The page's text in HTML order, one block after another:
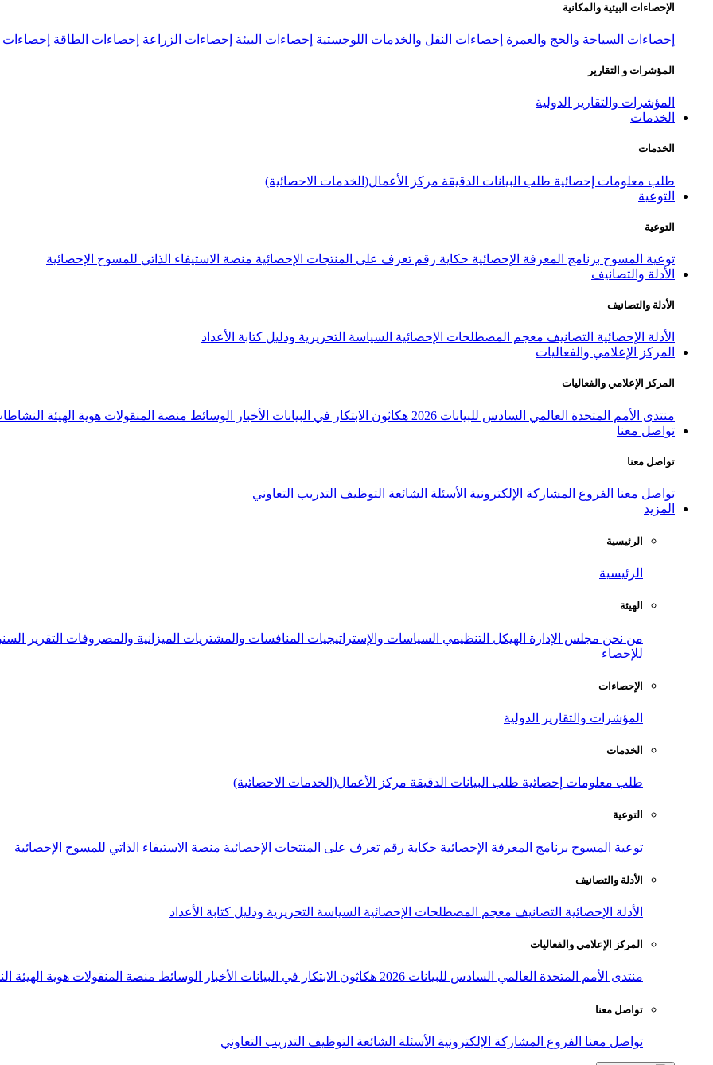
الإحصاءات البيئية والمكانية
إحصاءات السياحة والحج والعمرة إحصاءات النقل والخدمات اللوجستية إحصاءات البيئة إحصاءات الزراعة إحصاءات الطاقة إحصاءات
المؤشرات و التقارير
المؤشرات والتقارير الدولية
الخدمات
الخدمات
طلب معلومات إحصائية طلب البيانات الدقيقة مركز الأعمال(الخدمات الاحصائية)
التوعية
التوعية
توعية المسوح برنامج المعرفة الإحصائية حكاية رقم تعرف على المنتجات الإحصائية منصة الاستيفاء الذاتي للمسوح الإحصائية
الأدلة والتصانيف
الأدلة والتصانيف
الأدلة الإحصائية التصانيف معجم المصطلحات الإحصائية السياسة التحريرية ودليل كتابة الأعداد
المركز الإعلامي والفعاليات
المركز الإعلامي والفعاليات
منتدى الأمم المتحدة العالمي السادس للبيانات 2026 هكاثون الابتكار في البيانات الأخبار الوسائط منصة المنقولات هوية الهيئة
تواصل معنا
تواصل معنا
تواصل معنا الفروع المشاركة الإلكترونية الأسئلة الشائعة التوظيف التدريب التعاوني
المزيد
الرئيسية
الرئيسية
الهيئة
من نحن مجلس الإدارة الهيكل التنظيمي السياسات والإستراتيجيات المنافسات والمشتريات الميزانية والمصروفات التقرير
للإحصاء
الإحصاءات
المؤشرات والتقارير الدولية
الخدمات
طلب معلومات إحصائية طلب البيانات الدقيقة مركز الأعمال(الخدمات الاحصائية)
التوعية
توعية المسوح برنامج المعرفة الإحصائية حكاية رقم تعرف على المنتجات الإحصائية منصة الاستيفاء الذاتي للمسوح الإحصائية
الأدلة والتصانيف
الأدلة الإحصائية التصانيف معجم المصطلحات الإحصائية السياسة التحريرية ودليل كتابة الأعداد
المركز الإعلامي والفعاليات
منتدى الأمم المتحدة العالمي السادس للبيانات 2026 هكاثون الابتكار في البيانات الأخبار الوسائط منصة المنقولات هوية الهيئة
تواصل معنا
تواصل معنا الفروع المشاركة الإلكترونية الأسئلة الشائعة التوظيف التدريب التعاوني